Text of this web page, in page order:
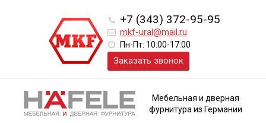
+7 (343) 372-95-95
mkf-ural@mail.ru
Пн-Пт: 10:00-17:00
Заказать звонок
Мебельная и дверная
фурнитура из Германии